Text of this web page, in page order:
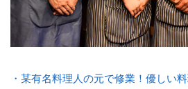
・某有名料理人の元で修業！優しい